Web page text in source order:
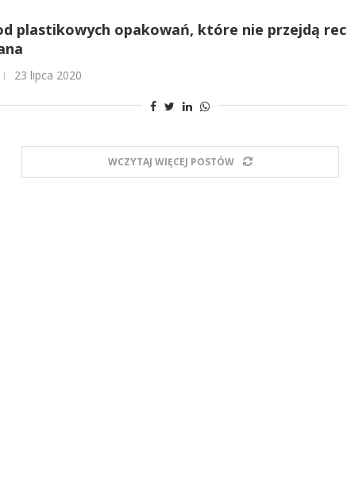
plastikowych opakowań, które nie przejdą
23 lipca 2020
WCZYTAJ WIĘCEJ POSTÓW